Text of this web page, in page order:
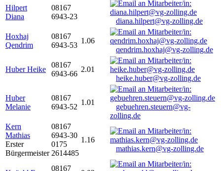
Hilpert
Diana
08167
6943-23
diana.hilpert@vg-zolling.de
Hoxhaj
Qendrim
08167
6943-53
1.06
qendrim.hoxhaj@vg-zolling.de
Huber Heike
08167
6943-66
2.01
heike.huber@vg-zolling.de
Huber
Melanie
08167
6943-52
1.01
gebuehren.steuern@vg-
zolling.de
Kern
Mathias
Erster
Bürgermeister
08167
6943-30
0175
2614485
1.16
mathias.kern@vg-zolling.de
08167